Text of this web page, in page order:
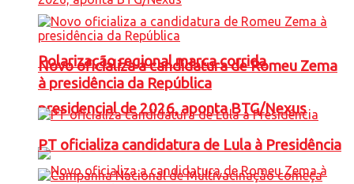
Polarização regional marca corrida
presidencial de 2026, aponta BTG/Nexus
Novo oficializa a candidatura de Romeu Zema
à presidência da República
PT oficializa candidatura de Lula à Presidência